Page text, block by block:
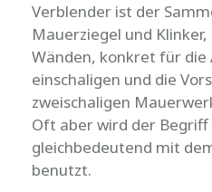
Verblender ist der
Mauerziegel und
Wänden, konkret für die
einschaligen und die
zweischaligen
Oft aber wird der
gleichbedeutend mit
benutzt.